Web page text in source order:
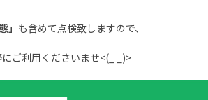
」 も含めて点検致しますので、
ご利用くださいませ<(_ _)>